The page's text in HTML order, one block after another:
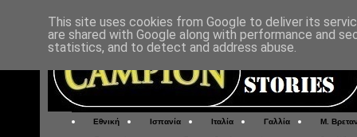
Εθνική Ισπανία Ιταλία Γαλλία Μ.
This site uses cookies from Google to deliver its
are shared with Google along with performance and
statistics, and to detect and address abuse.